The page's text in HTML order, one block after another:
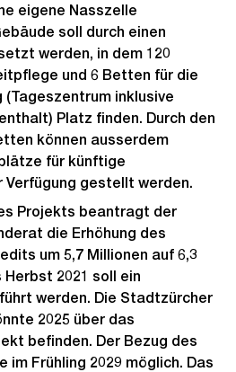
eigene Nasszelle
soll durch einen
werden, in dem 120
und 6 Betten für die
inklusive
Platz finden. Durch den
können ausserdem
für künftige
Verfügung gestellt werden.
Projekts beantragt der
die Erhöhung des
um 5,7 Millionen auf 6,3
Herbst 2021 soll ein
werden. Die Stadtzürcher
2025 über das
befinden. Der Bezug des
im Frühling 2029 möglich. Das